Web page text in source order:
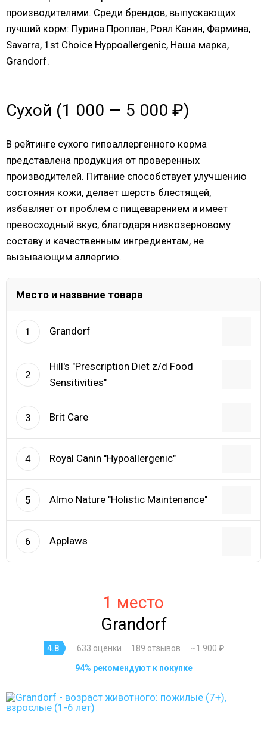
производителями. Среди брендов, выпускающих
лучший корм: Пурина Проплан, Роял Канин, Фармина,
Savarra, 1st Choice Hyppoallergenic, Наша марка,
Grandorf.
Сухой (1 000 — 5 000 ₽)
В рейтинге сухого гипоаллергенного корма
представлена продукция от проверенных
производителей. Питание способствует улучшению
состояния кожи, делает шерсть блестящей,
избавляет от проблем с пищеварением и имеет
превосходный вкус, благодаря низкозерновому
составу и качественным ингредиентам, не
вызывающим аллергию.
Место и название товара
1 Grandorf
2
Hill's "Prescription Diet z/d Food
Sensitivities"
3 Brit Care
4 Royal Canin "Hypoallergenic"
5 Almo Nature "Holistic Maintenance"
6 Applaws
1 место
Grandorf
4.8 633 оценки 189 отзывов ~1 900 ₽
94% рекомендуют к покупке